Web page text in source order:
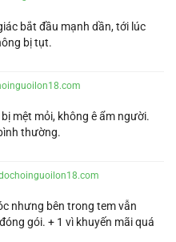
bắt đầu mạnh dần, tới lúc
bị tụt.
mệt mỏi, không ê ẩm người.
thường.
nhưng bên trong tem vẫn
gói. + 1 vì khuyến mãi quá